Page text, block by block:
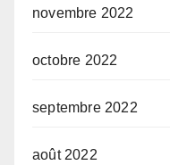
novembre 2022
octobre 2022
septembre 2022
août 2022